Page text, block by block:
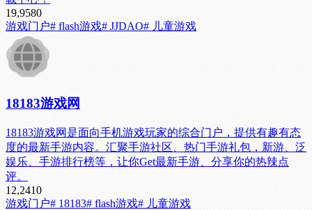
19,9580
游戏门户# flash游戏# JJDAO# 儿童游戏
18183游戏网
18183游戏网是面向手机游戏玩家的综合门户，提供有趣有态
度的最新手游内容。汇聚手游社区、热门手游礼包，新游、泛
娱乐、手游排行榜等，让你Get最新手游、分享你的热辣点
评。
12,2410
游戏门户# 18183# flash游戏# 儿童游戏